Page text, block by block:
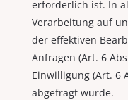
erforderlich ist. In
Verarbeitung auf
der effektiven
Anfragen (Art. 6
Einwilligung (Art. 6
abgefragt wurde.